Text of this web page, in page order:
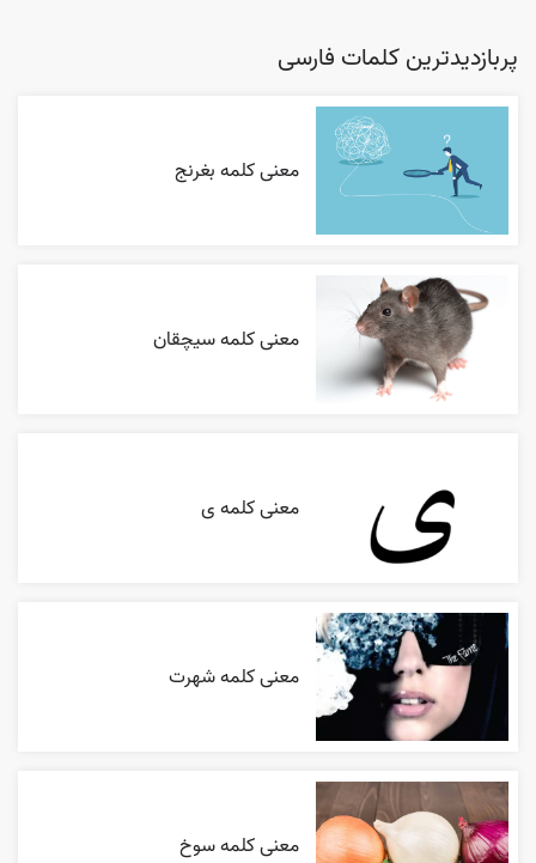
پربازدیدترین کلمات فارسی
معنی کلمه بغرنج
معنی کلمه سیچقان
معنی کلمه ی
معنی کلمه شهرت
معنی کلمه سوخ